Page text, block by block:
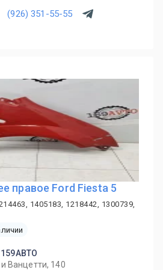
(926) 351-55-55
правое Ford Fiesta 5
1405183, 1218442, 1300739,
Ванцетти, 140